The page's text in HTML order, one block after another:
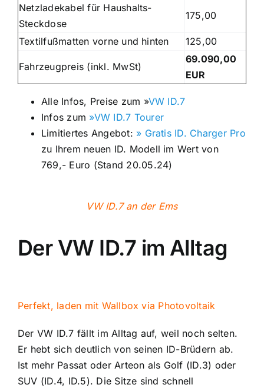
Netzladekabel für Haushalts-
Steckdose
175,00
Textilfußmatten vorne und hinten 125,00
Fahrzeugpreis (inkl. MwSt)
69.090,00
EUR
Alle Infos, Preise zum »VW ID.7
Infos zum »VW ID.7 Tourer
Limitiertes Angebot: » Gratis ID. Charger Pro
zu Ihrem neuen ID. Modell im Wert von
769,- Euro (Stand 20.05.24)
VW ID.7 an der Ems
Der VW ID.7 im Alltag
Perfekt, laden mit Wallbox via Photovoltaik
Der VW ID.7 fällt im Alltag auf, weil noch selten.
Er hebt sich deutlich von seinen ID-Brüdern ab.
Ist mehr Passat oder Arteon als Golf (ID.3) oder
SUV (ID.4, ID.5). Die Sitze sind schnell